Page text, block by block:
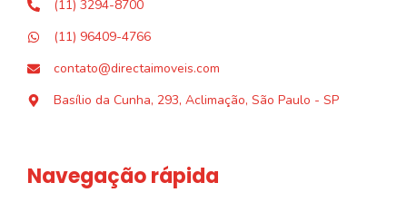
(11) 3294-8700
(11) 96409-4766
contato@directaimoveis.com
Basílio da Cunha, 293, Aclimação, São Paulo - SP
Navegação rápida